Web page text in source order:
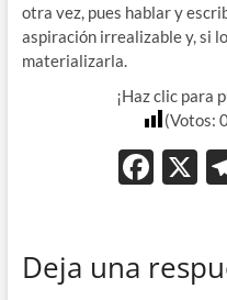
otra vez, pues hablar y
aspiración irrealizable y, si
materializarla.
¡Haz clic para
(Votos:
F
b
X
Deja una